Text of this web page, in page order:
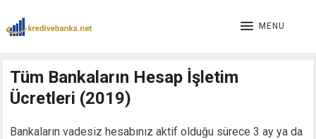
panel
panel
MENU
Tüm Bankaların Hesap İşletim
Ücretleri (2019)
Bankaların vadesiz hesabınız aktif olduğu sürece 3 ay ya da